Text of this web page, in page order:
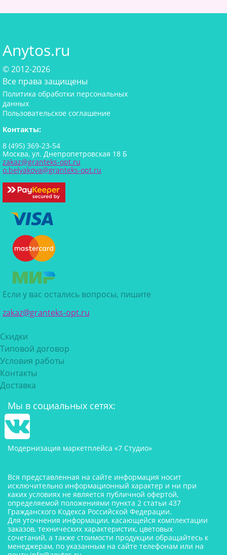
Anytos.ru
© 2012-2026
Все права защищены
Политика обработки персональных
данных
Пользовательское соглашение
Контакты:
8 (495) 369-23-54
Москва, ул. Днепропетровская 18 Б
zakaz@granteks-opt.ru
o.belyakova@granteks-opt.ru
Если у вас остались вопросы, пишите
zakaz@granteks-opt.ru
Скидки
Типовой договор
Условия работы
Контакты
Доставка
Мы в социальных сетях:
Модернизация маркетплейса «7 Студио»
Вся представленная на сайте информация носит
исключительно информационный характер и ни при
каких условиях не является публичной офертой,
определяемой положениями пункта 2 статьи 437
Гражданского Кодекса Российской Федерации.
Для уточнения информации, касающейся комплектации
заказов, технических характеристик, цветовых
сочетаний, а также стоимости продукции обращайтесь к
менеджерам, по указанным на сайте телефонам или на